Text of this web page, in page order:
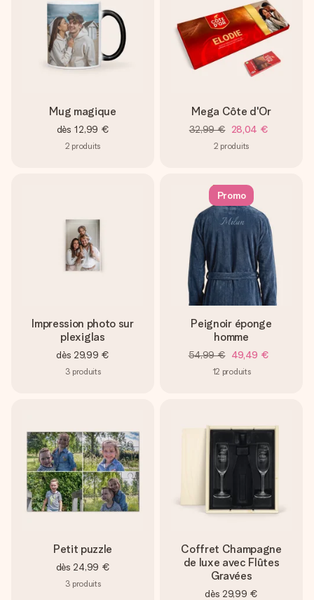
Mug magique
dès 12,99 €
2 produits
Mega Côte d'Or
32,99 € 28,04 €
2 produits
Impression photo sur
plexiglas
dès 29,99 €
3 produits
Promo
Peignoir éponge
homme
54,99 € 49,49 €
12 produits
Petit puzzle
dès 24,99 €
3 produits
Coffret Champagne
de luxe avec Flûtes
Gravées
dès 29,99 €